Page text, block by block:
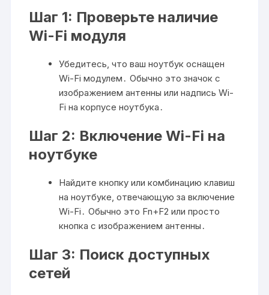
Шаг 1: Проверьте наличие
Wi-Fi модуля
Убедитесь, что ваш ноутбук оснащен
Wi-Fi модулем․ Обычно это значок с
изображением антенны или надпись Wi-
Fi на корпусе ноутбука․
Шаг 2: Включение Wi-Fi на
ноутбуке
Найдите кнопку или комбинацию клавиш
на ноутбуке, отвечающую за включение
Wi-Fi․ Обычно это Fn+F2 или просто
кнопка с изображением антенны․
Шаг 3: Поиск доступных
сетей